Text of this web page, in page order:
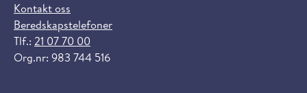
Kontakt oss
Beredskapstelefoner
Tlf.: 21 07 70 00
Org.nr: 983 744 516